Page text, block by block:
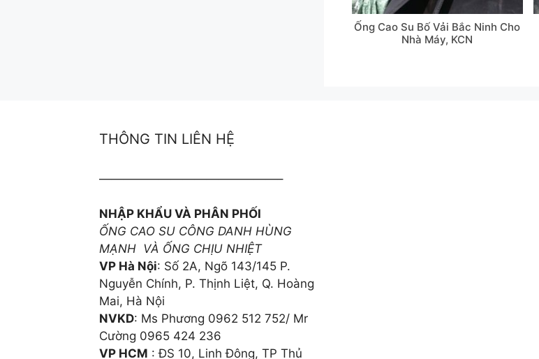
Ống Cao Su Bố Vải Bắc Ninh Cho
Nhà Máy, KCN
THÔNG TIN LIÊN HỆ
———————————————–
NHẬP KHẨU VÀ PHÂN PHỐI
ỐNG CAO SU CÔNG DANH HÙNG
MẠNH VÀ ỐNG CHỊU NHIỆT
VP Hà Nội: Số 2A, Ngõ 143/145 P.
Nguyễn Chính, P. Thịnh Liệt, Q. Hoàng
Mai, Hà Nội
NVKD: Ms Phương 0962 512 752/ Mr
Cường 0965 424 236
VP HCM : ĐS 10, Linh Đông, TP Thủ